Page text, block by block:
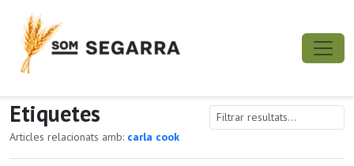
Etiquetes
Articles relacionats amb: carla cook